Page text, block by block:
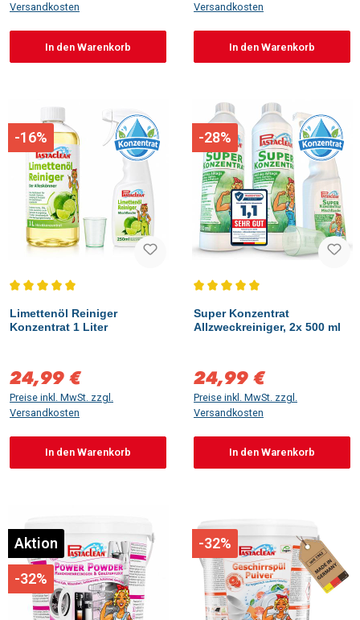
Versandkosten
In den Warenkorb
Versandkosten
In den Warenkorb
-16%
Limettenöl Reiniger
Konzentrat 1 Liter
Verkaufspreis:
24,99 €
Preise inkl. MwSt. zzgl.
Versandkosten
In den Warenkorb
-28%
Super Konzentrat
Allzweckreiniger, 2x 500 ml
Verkaufspreis:
24,99 €
Preise inkl. MwSt. zzgl.
Versandkosten
In den Warenkorb
Aktion
-32%
-32%